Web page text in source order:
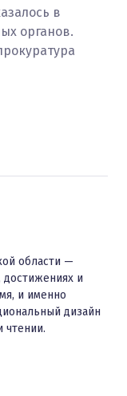
в
органов.
области —
и
и именно
дизайн
чтении.